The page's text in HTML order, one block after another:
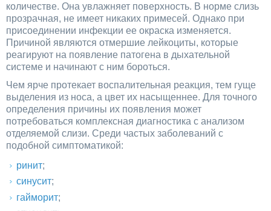
количестве. Она увлажняет поверхность. В норме слизь
прозрачная, не имеет никаких примесей. Однако при
присоединении инфекции ее окраска изменяется.
Причиной являются отмершие лейкоциты, которые
реагируют на появление патогена в дыхательной
системе и начинают с ним бороться.
Чем ярче протекает воспалительная реакция, тем гуще
выделения из носа, а цвет их насыщеннее. Для точного
определения причины их появления может
потребоваться комплексная диагностика с анализом
отделяемой слизи. Среди частых заболеваний с
подобной симптоматикой:
ринит;
синусит;
гайморит;